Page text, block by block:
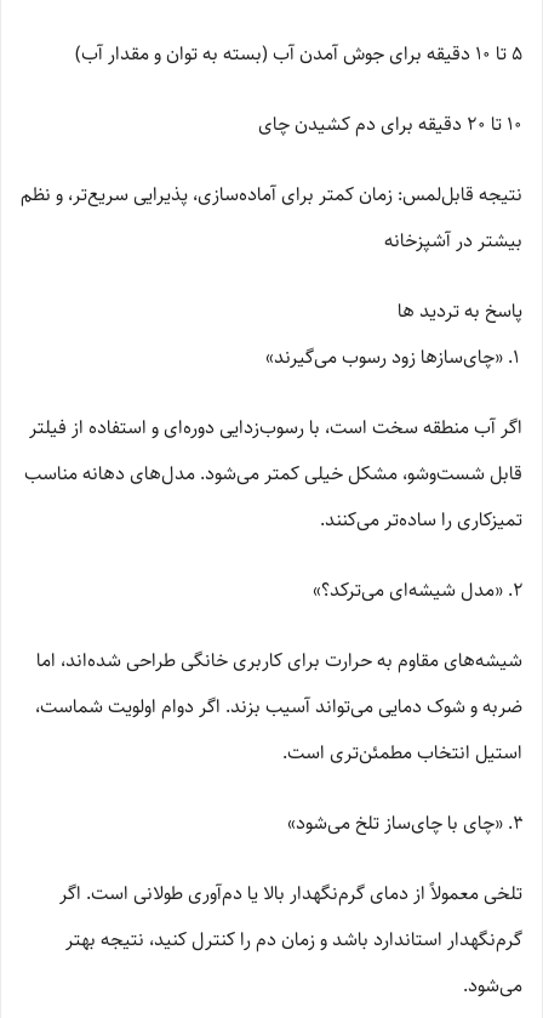
5 تا 10 دقیقه برای جوش آمدن آب (بسته به توان و مقدار آب)
10 تا 20 دقیقه برای دم کشیدن چای
نتیجه قابل‌لمس: زمان کمتر برای آماده‌سازی، پذیرایی سریع‌تر، و نظم
بیشتر در آشپزخانه
پاسخ به تردید ها
«چای‌سازها زود رسوب می‌گیرند»
اگر آب منطقه سخت است، با رسوب‌زدایی دوره‌ای و استفاده از فیلتر
قابل شست‌وشو، مشکل خیلی کمتر می‌شود. مدل‌های دهانه مناسب
تمیزکاری را ساده‌تر می‌کنند.
«مدل شیشه‌ای می‌ترکد؟»
شیشه‌های مقاوم به حرارت برای کاربری خانگی طراحی شده‌اند، اما
ضربه و شوک دمایی می‌تواند آسیب بزند. اگر دوام اولویت شماست،
استیل انتخاب مطمئن‌تری است.
«چای با چای‌ساز تلخ می‌شود»
تلخی معمولاً از دمای گرم‌نگهدار بالا یا دم‌آوری طولانی است. اگر
گرم‌نگهدار استاندارد باشد و زمان دم را کنترل کنید، نتیجه بهتر
می‌شود.